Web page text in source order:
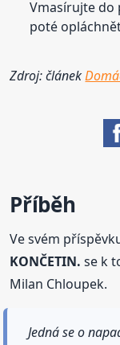
Vmasírujte do
poté
Zdroj: článek
Příběh
Ve svém
KONČETIN. se k
Milan Chloupek.
Jedná se o